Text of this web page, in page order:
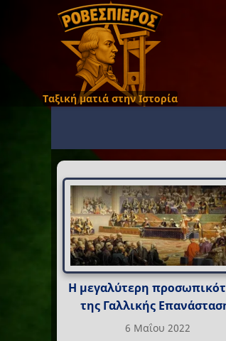
Ταξική ματιά στην Ιστορία
Η μεγαλύτερη
της Γαλλικής
6 Μαΐου 2022